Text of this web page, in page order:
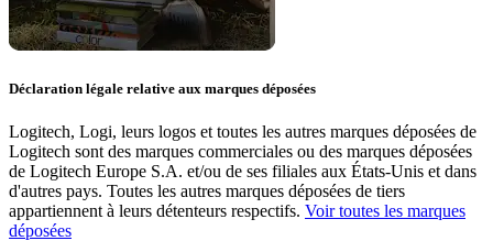
Déclaration légale relative aux marques déposées
Logitech, Logi, leurs logos et toutes les autres marques déposées de
Logitech sont des marques commerciales ou des marques déposées
de Logitech Europe S.A. et/ou de ses filiales aux États-Unis et dans
d'autres pays. Toutes les autres marques déposées de tiers
appartiennent à leurs détenteurs respectifs. Voir toutes les marques
déposées